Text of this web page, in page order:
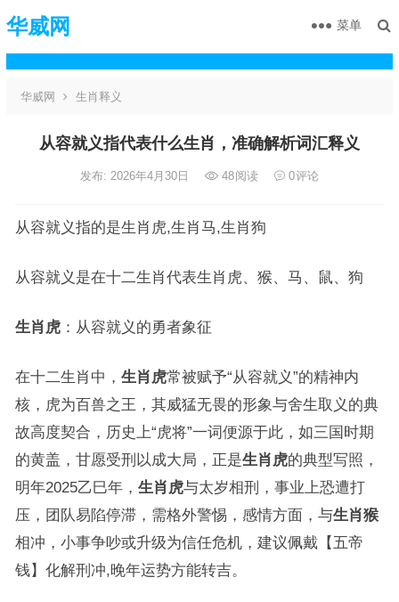
华威网 菜单
华威网 生肖释义
从容就义指代表什么生肖，准确解析词汇释义
发布: 2026年4月30日 48阅读 0评论
从容就义指的是生肖虎,生肖马,生肖狗
从容就义是在十二生肖代表生肖虎、猴、马、鼠、狗
生肖虎：从容就义的勇者象征
在十二生肖中， 生肖虎常被赋予“从容就义”的精神内
核，虎为百兽之王，其威猛无畏的形象与舍生取义的典
故高度契合，历史上“虎将”一词便源于此，如三国时期
的黄盖，甘愿受刑以成大局，正是生肖虎的典型写照，
明年2025乙巳年， 生肖虎与太岁相刑，事业上恐遭打
压，团队易陷停滞，需格外警惕，感情方面，与生肖猴
相冲，小事争吵或升级为信任危机，建议佩戴【五帝
钱】化解刑冲,晚年运势方能转吉。